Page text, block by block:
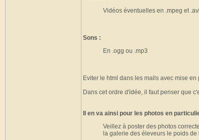
Vidéos éventuelles en .mpeg et .avi
Sons :
En .ogg ou .mp3
Eviter le html dans les mails avec mise
Dans cet ordre d'idée, il faut penser que
Il en va ainsi pour les photos en
Veillez à poster des photos
la galerie des éleveurs le poids